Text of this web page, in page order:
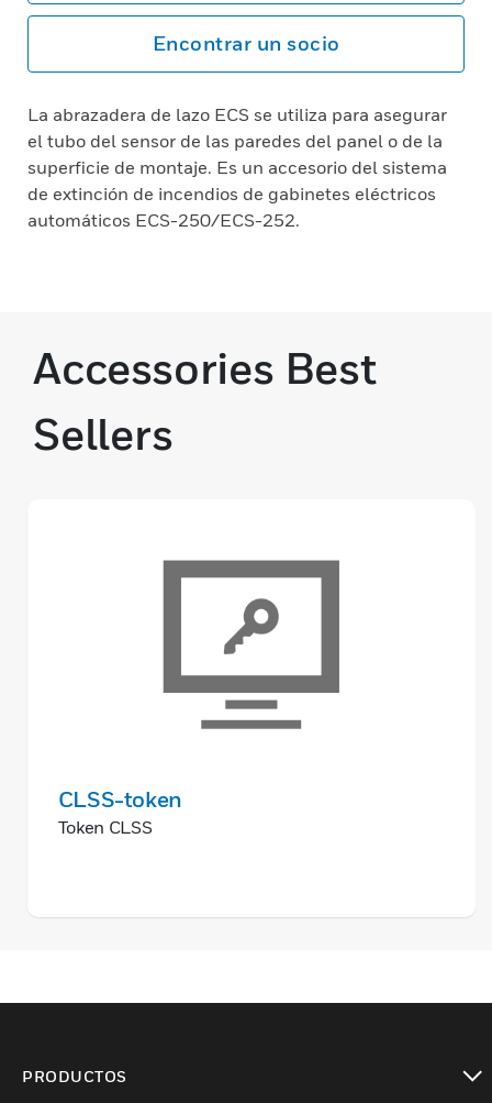
Encontrar un socio
La abrazadera de lazo ECS se utiliza para asegurar
el tubo del sensor de las paredes del panel o de la
superficie de montaje. Es un accesorio del sistema
de extinción de incendios de gabinetes eléctricos
automáticos ECS-250/ECS-252.
Accessories Best
Sellers
CLSS-token
Token CLSS
PRODUCTOS